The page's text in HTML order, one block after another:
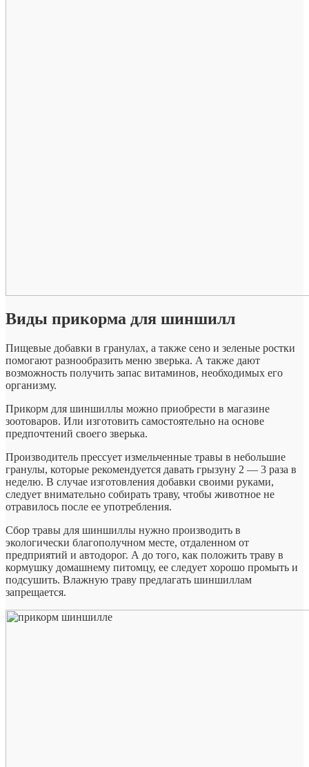
Виды прикорма для шиншилл
Пищевые добавки в гранулах, а также сено и зеленые ростки
помогают разнообразить меню зверька. А также дают
возможность получить запас витаминов, необходимых его
организму.
Прикорм для шиншиллы можно приобрести в магазине
зоотоваров. Или изготовить самостоятельно на основе
предпочтений своего зверька.
Производитель прессует измельченные травы в небольшие
гранулы, которые рекомендуется давать грызуну 2 — 3 раза в
неделю. В случае изготовления добавки своими руками,
следует внимательно собирать траву, чтобы животное не
отравилось после ее употребления.
Сбор травы для шиншиллы нужно производить в
экологически благополучном месте, отдаленном от
предприятий и автодорог. А до того, как положить траву в
кормушку домашнему питомцу, ее следует хорошо промыть и
подсушить. Влажную траву предлагать шиншиллам
запрещается.